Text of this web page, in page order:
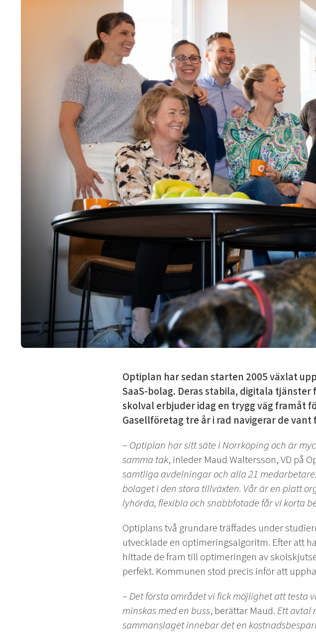
Optiplan har sedan starten 2005 växlat
SaaS-bolag. Deras stabila, digitala
skolval erbjuder idag en trygg väg framåt
Gasellföretag tre år i rad navigerar de
–Optiplan har sitt säte i Norrköping och är
samma tak, inleder Maud Waltersson, VD på
samtliga avdelningar och alla 21
bolaget i den stora tillväxten. Vår är en platt
lyhörda, flexibla och snabbfotade får vi korta
Optiplans två grundare träffades under
utvecklade en optimeringsalgoritm. Efter att
hittade de fram till optimeringen av
perfekt. Kommunen stod precis inför att
–Det första området vi fick möjlighet att testa
minskas med en buss, berättar Maud. Ett avtal
sammanslaget innebar det en